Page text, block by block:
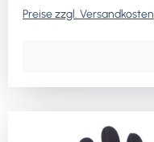
Preise zzgl. Versandkosten